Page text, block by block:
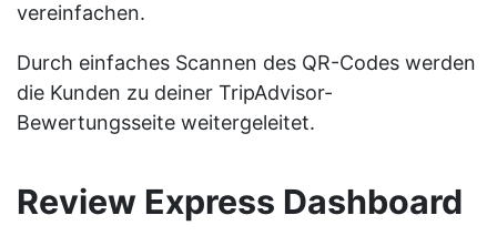
vereinfachen.
Durch einfaches Scannen des QR-Codes werden
die Kunden zu deiner TripAdvisor-
Bewertungsseite weitergeleitet.
Review Express Dashboard